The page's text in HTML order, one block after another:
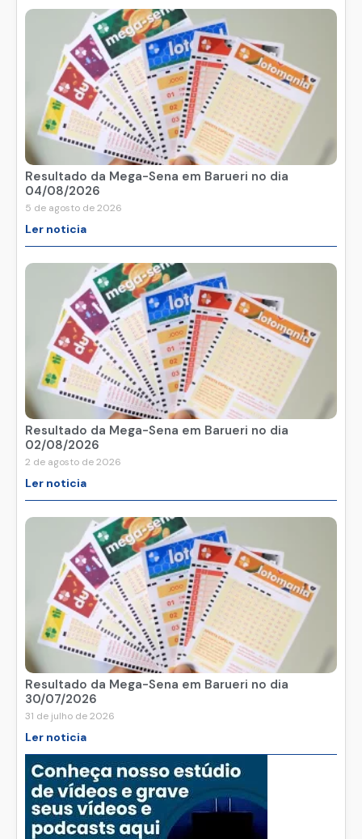
Resultado da Mega-Sena em Barueri no dia
04/08/2026
5 de agosto de 2026
Ler noticia
Resultado da Mega-Sena em Barueri no dia
02/08/2026
2 de agosto de 2026
Ler noticia
Resultado da Mega-Sena em Barueri no dia
30/07/2026
31 de julho de 2026
Ler noticia